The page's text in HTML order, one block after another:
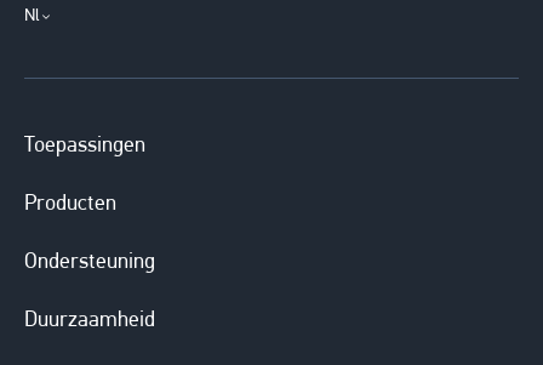
Nl
Toepassingen
Producten
Ondersteuning
Duurzaamheid